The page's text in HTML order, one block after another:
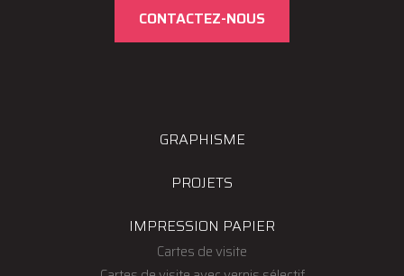
CONTACTEZ-NOUS
GRAPHISME
PROJETS
IMPRESSION PAPIER
Cartes de visite